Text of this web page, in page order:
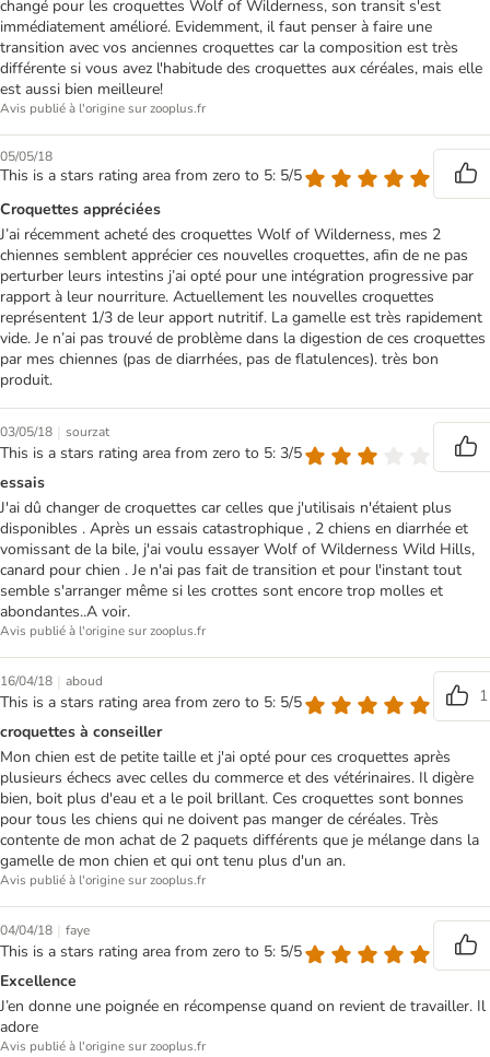
changé pour les croquettes Wolf of Wilderness, son transit s'est
immédiatement amélioré. Evidemment, il faut penser à faire une
transition avec vos anciennes croquettes car la composition est très
différente si vous avez l'habitude des croquettes aux céréales, mais elle
est aussi bien meilleure!
Avis publié à l'origine sur zooplus.fr
05/05/18
This is a stars rating area from zero to 5: 5/5
Croquettes appréciées
J’ai récemment acheté des croquettes Wolf of Wilderness, mes 2
chiennes semblent apprécier ces nouvelles croquettes, afin de ne pas
perturber leurs intestins j’ai opté pour une intégration progressive par
rapport à leur nourriture. Actuellement les nouvelles croquettes
représentent 1/3 de leur apport nutritif. La gamelle est très rapidement
vide. Je n’ai pas trouvé de problème dans la digestion de ces croquettes
par mes chiennes (pas de diarrhées, pas de flatulences). très bon
produit.
03/05/18 | sourzat
This is a stars rating area from zero to 5: 3/5
essais
J'ai dû changer de croquettes car celles que j'utilisais n'étaient plus
disponibles . Après un essais catastrophique , 2 chiens en diarrhée et
vomissant de la bile, j'ai voulu essayer Wolf of Wilderness Wild Hills,
canard pour chien . Je n'ai pas fait de transition et pour l'instant tout
semble s'arranger même si les crottes sont encore trop molles et
abondantes..A voir.
Avis publié à l'origine sur zooplus.fr
16/04/18 | aboud
This is a stars rating area from zero to 5: 5/5
1
croquettes à conseiller
Mon chien est de petite taille et j'ai opté pour ces croquettes après
plusieurs échecs avec celles du commerce et des vétérinaires. Il digère
bien, boit plus d'eau et a le poil brillant. Ces croquettes sont bonnes
pour tous les chiens qui ne doivent pas manger de céréales. Très
contente de mon achat de 2 paquets différents que je mélange dans la
gamelle de mon chien et qui ont tenu plus d'un an.
Avis publié à l'origine sur zooplus.fr
04/04/18 | faye
This is a stars rating area from zero to 5: 5/5
Excellence
J’en donne une poignée en récompense quand on revient de travailler. Il
adore
Avis publié à l'origine sur zooplus.fr